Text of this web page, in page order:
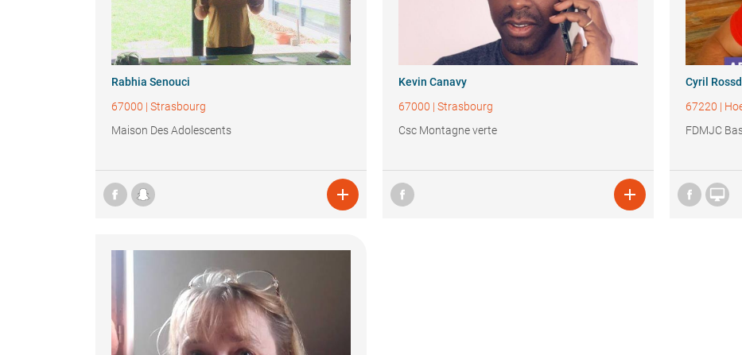
Rabhia Senouci
67000 | Strasbourg
Maison Des Adolescents

Kevin Canavy
67000 | Strasbourg
Csc Montagne verte

Cyril
67220 |
FDMJC
